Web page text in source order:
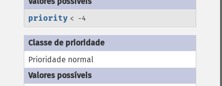
priority < -4
Prioridade normal